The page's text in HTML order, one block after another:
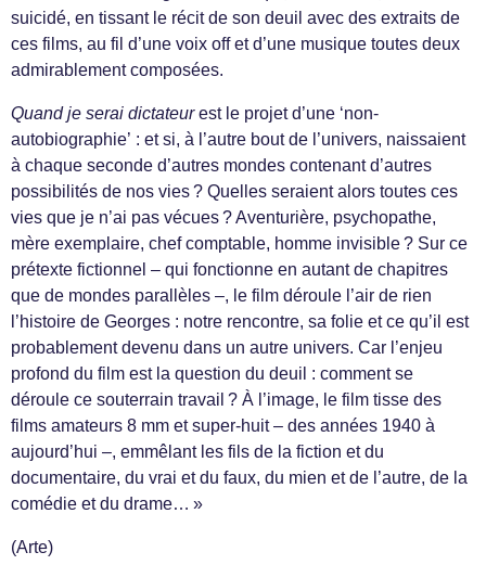
suicidé, en tissant le récit de son deuil avec des extraits de
ces films, au fil d’une voix off et d’une musique toutes deux
admirablement composées.
Quand je serai dictateurest le projet d’une ‘non-
autobiographie’ : et si, à l’autre bout de l’univers, naissaient
à chaque seconde d’autres mondes contenant d’autres
possibilités de nos vies ? Quelles seraient alors toutes ces
vies que je n’ai pas vécues ? Aventurière, psychopathe,
mère exemplaire, chef comptable, homme invisible ? Sur ce
prétexte fictionnel – qui fonctionne en autant de chapitres
que de mondes parallèles –, le film déroule l’air de rien
l’histoire de Georges : notre rencontre, sa folie et ce qu’il est
probablement devenu dans un autre univers. Car l’enjeu
profond du film est la question du deuil : comment se
déroule ce souterrain travail ? À l’image, le film tisse des
films amateurs 8 mm et super-huit – des années 1940 à
aujourd’hui –, emmêlant les fils de la fiction et du
documentaire, du vrai et du faux, du mien et de l’autre, de la
comédie et du drame… »
(Arte)